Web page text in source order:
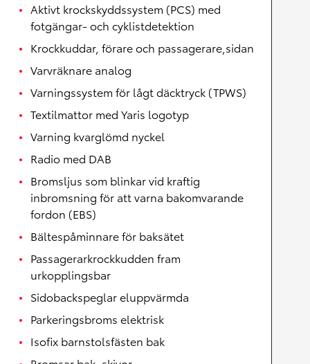
Aktivt krockskyddssystem (PCS) med
fotgängar- och cyklistdetektion
Krockkuddar, förare och passagerare,sidan
Varvräknare analog
Varningssystem för lågt däcktryck (TPWS)
Textilmattor med Yaris logotyp
Varning kvarglömd nyckel
Radio med DAB
Bromsljus som blinkar vid kraftig
inbromsning för att varna bakomvarande
fordon (EBS)
Bältespåminnare för baksätet
Passagerarkrockkudden fram
urkopplingsbar
Sidobackspeglar eluppvärmda
Parkeringsbroms elektrisk
Isofix barnstolsfästen bak